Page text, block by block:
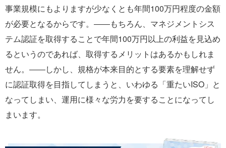
事業規模にもよりますが少なくとも年間100万円程度の金額
が必要となるからです。――もちろん、マネジメントシス
テム認証を取得することで年間100万円以上の利益を見込め
るというのであれば、取得するメリットはあるかもしれま
せん。――しかし、規格が本来目的とする要素を理解せず
に認証取得を目指してしまうと、いわゆる「重たいISO」と
なってしまい、運用に様々な労力を要することになってし
まいます。